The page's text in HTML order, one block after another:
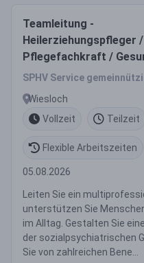
Teamleitung -
Heilerziehungspfleger /
Pflegefachkraft /
und Krankenpfleger /
SPHV Service
Wiesloch
Vollzeit
Teilzeit
Flexible Arbeitszeiten
05.08.2026
Leiten Sie ein
unterstützen Sie
im Alltag. Gestalten Sie
der sozialpsychiatrischen
Sie von zahlreichen Bene...